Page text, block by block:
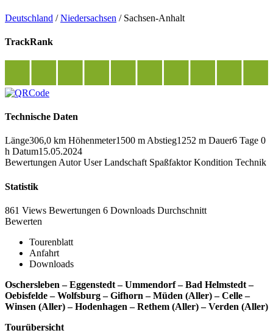
Deutschland /Niedersachsen / Sachsen-Anhalt
TrackRank
Technische Daten
Länge306,0 km Höhenmeter1500 m Abstieg1252 m Dauer6 Tage 0
h Datum15.05.2024
Bewertungen Autor User Landschaft Spaßfaktor Kondition Technik
Statistik
861 Views Bewertungen 6 Downloads Durchschnitt
Bewerten
Tourenblatt
Anfahrt
Downloads
Oschersleben – Eggenstedt – Ummendorf – Bad Helmstedt –
Oebisfelde – Wolfsburg – Gifhorn – Müden (Aller) – Celle –
Winsen (Aller) – Hodenhagen – Rethem (Aller) – Verden (Aller)
Tourübersicht